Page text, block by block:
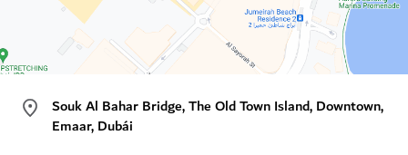
Souk Al Bahar Bridge, The Old Town Island, Downtown,
Emaar, Dubái